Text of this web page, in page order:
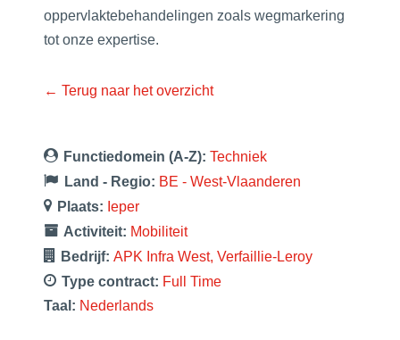
oppervlaktebehandelingen zoals wegmarkering
tot onze expertise.
← Terug naar het overzicht
Functiedomein (A-Z): Techniek
Land - Regio: BE - West-Vlaanderen
Plaats: Ieper
Activiteit: Mobiliteit
Bedrijf: APK Infra West Verfaillie-Leroy
Type contract: Full Time
Taal: Nederlands